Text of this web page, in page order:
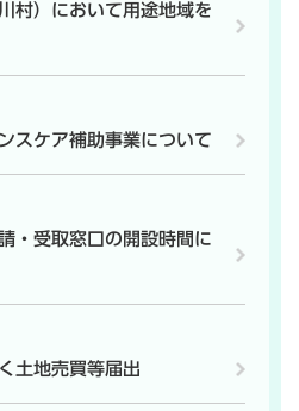
村）において用途地域を
スケア補助事業について
・受取窓口の開設時間に
土地売買等届出